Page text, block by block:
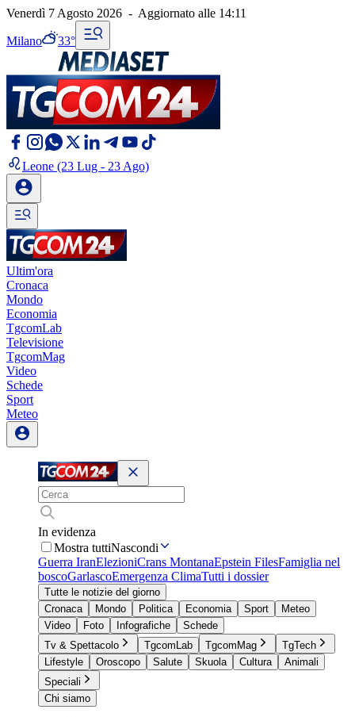
Venerdì 7 Agosto 2026 - Aggiornato alle 14:11
Milano 33°
Leone (23 Lug - 23 Ago)
Ultim'ora
Cronaca
Mondo
Economia
TgcomLab
Televisione
TgcomMag
Video
Schede
Sport
Meteo
In evidenza
Mostra tuttiNascondi
Guerra IranElezioniCrans MontanaEpstein FilesFamiglia nel
boscoGarlascoEmergenza ClimaTutti i dossier
Tutte le notizie del giorno
Cronaca
Mondo Politica Economia Sport
Meteo
Video
Foto Infografiche
Schede
Tv & Spettacolo
TgcomLab TgcomMag
TgTech
Lifestyle
Oroscopo Salute Skuola Cultura
Animali
Speciali
Chi siamo